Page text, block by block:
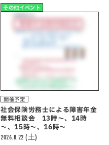
その他イベント
開催予定
社会保険労務士による障害年金
無料相談会 13時～、14時
～、15時～、16時～
2026.8.22 (土)